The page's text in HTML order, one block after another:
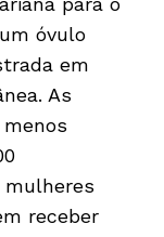
óvulo
em
As
mulheres
receber